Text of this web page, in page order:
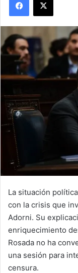
La situación
con la crisis que
Adorni. Su
enriquecimiento
Rosada no ha
una sesión para
censura.